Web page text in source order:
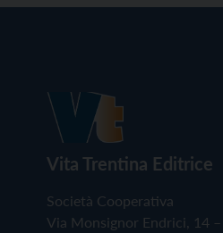
Vita Trentina Editrice
Società Cooperativa
Via Monsignor Endrici, 14